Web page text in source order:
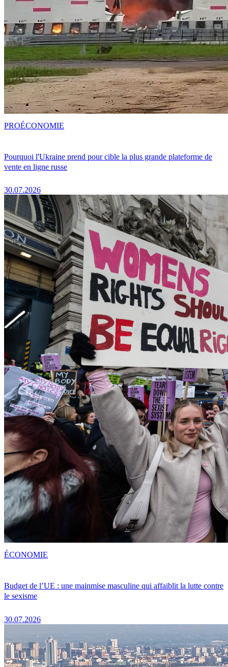
Pourquoi l'Ukraine prend pour cible la plus grande plateforme de
vente en ligne russe
30.07.2026
PROÉCONOMIE
Budget de l’UE : une mainmise masculine qui affaiblit la lutte contre
le sexisme
30.07.2026
ÉCONOMIE